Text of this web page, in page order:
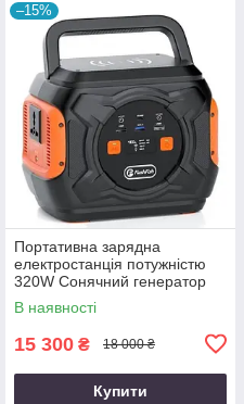
–15%
Портативна зарядна
електростанція потужністю
320W Сонячний генератор
FlashFish місткістю 292Wh
800000mAh
В наявності
15 300 ₴ 18 000 ₴
Купити